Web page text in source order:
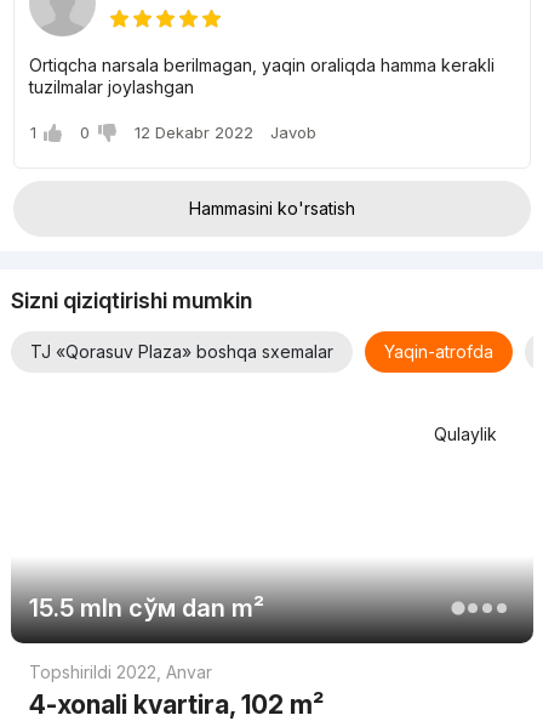
Ortiqcha narsala berilmagan, yaqin oraliqda hamma kerakli
tuzilmalar joylashgan
1 0 12 Dekabr 2022 Javob
Hammasini ko'rsatish
Sizni qiziqtirishi mumkin
TJ «Qorasuv Plaza» boshqa sxemalar Yaqin-atrofda
Qulaylik
15.5 mln сўмdan m²
Topshirildi 2022 Anvar
4-xonali kvartira, 102 m²